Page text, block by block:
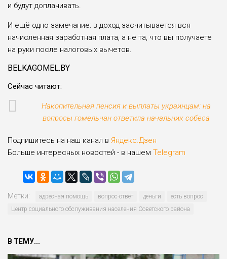
и будут доплачивать.
И ещё одно замечание: в доход засчитывается вся
начисленная заработная плата, а не та, что вы получаете
на руки после налоговых вычетов.
BELKAGOMEL.BY
Сейчас читают:
Накопительная пенсия и выплаты украинцам: на
вопросы гомельчан ответила начальник собеса
Подпишитесь на наш канал в Яндекс.Дзен
Больше интересных новостей - в нашем Telegram
Метки: адресная помощь вопрос-ответ деньги
есть вопрос
Центр социального обслу­живания населения Советского района
В ТЕМУ...